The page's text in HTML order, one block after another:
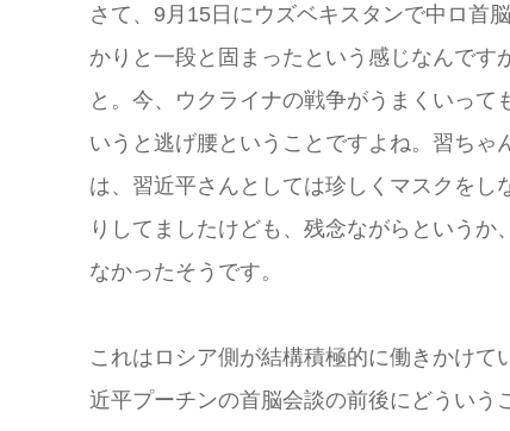
さて、9月15日にウズベキスタンで中ロ首
かりと一段と固まったという感じなんで
と。今、ウクライナの戦争がうまくいっ
いうと逃げ腰ということですよね。習ちゃ
は、習近平さんとしては珍しくマスクを
りしてましたけども、残念ながらという
なかったそうです。
これはロシア側が結構積極的に働きかけ
近平プーチンの首脳会談の前後にどういう